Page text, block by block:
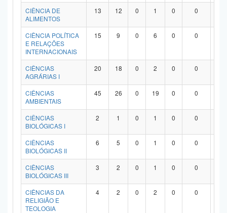
CIÊNCIA DE
ALIMENTOS
13 12 0 1 0 0
CIÊNCIA POLÍTICA
E RELAÇÕES
INTERNACIONAIS
15 9 0 6 0 0
CIÊNCIAS
AGRÁRIAS I
20 18 0 2 0 0
CIÊNCIAS
AMBIENTAIS
45 26 0 19 0 0
CIÊNCIAS
BIOLÓGICAS I
2 1 0 1 0 0
CIÊNCIAS
BIOLÓGICAS II
6 5 0 1 0 0
CIÊNCIAS
BIOLÓGICAS III
3 2 0 1 0 0
CIÊNCIAS DA
RELIGIÃO E
TEOLOGIA
4 2 0 2 0 0